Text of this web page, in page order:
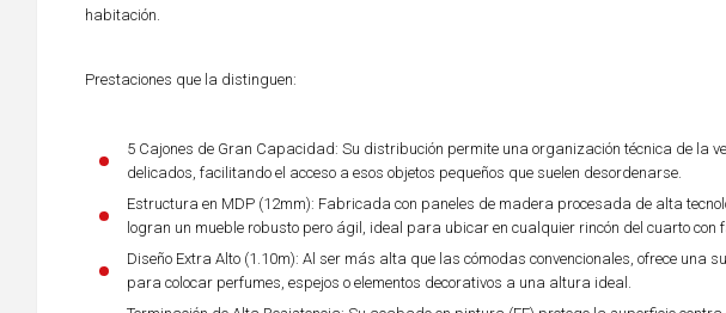
habitación.
Prestaciones que la distinguen:
5 Cajones de Gran Capacidad: Su distribución permite una organización técnica de la
delicados, facilitando el acceso a esos objetos pequeños que suelen desordenarse.
Estructura en MDP (12mm): Fabricada con paneles de madera procesada de alta
logran un mueble robusto pero ágil, ideal para ubicar en cualquier rincón del cuarto con
Diseño Extra Alto (1.10m): Al ser más alta que las cómodas convencionales, ofrece una
para colocar perfumes, espejos o elementos decorativos a una altura ideal.